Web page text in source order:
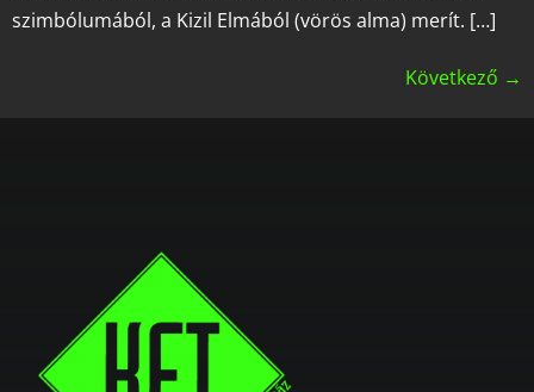
szimbólumából, a Kizil Elmából (vörös alma) merít. […]
Következő →